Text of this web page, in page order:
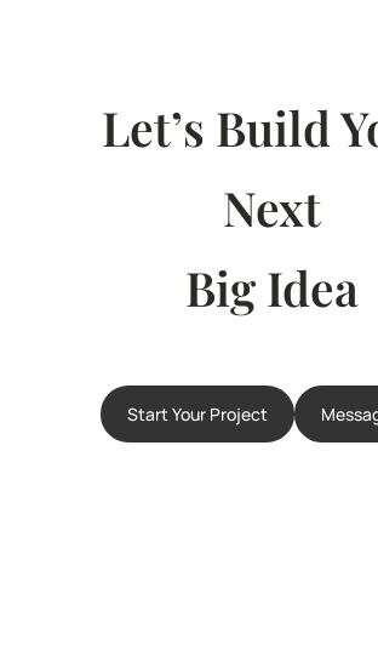
Let’s Build
Next
Big Idea
Start Your Project